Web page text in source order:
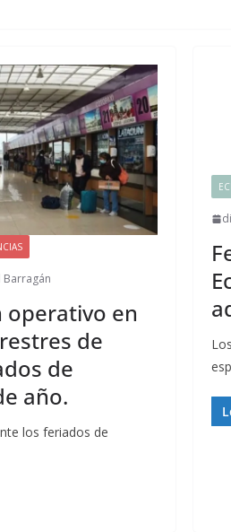
Barragán
operativo en
de
de
año.
los feriados de